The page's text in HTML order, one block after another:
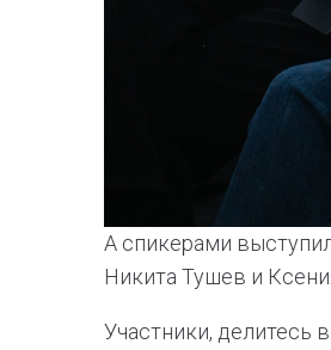
А спикерами
Никита Тушев и
Участники, делитесь